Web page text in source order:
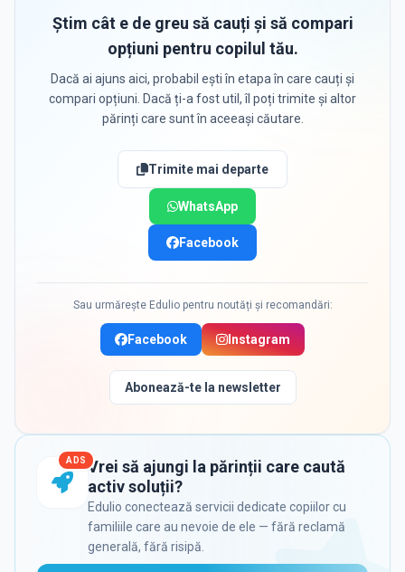
Știm cât e de greu să cauți și să compari
opțiuni pentru copilul tău.
Dacă ai ajuns aici, probabil ești în etapa în care cauți și
compari opțiuni. Dacă ți-a fost util, îl poți trimite și altor
părinți care sunt în aceeași căutare.
Trimite mai departe
WhatsApp
Facebook
Sau urmărește Edulio pentru noutăți și recomandări:
Facebook Instagram
Abonează-te la newsletter
ADS Vrei să ajungi la părinții care caută
activ soluții?
Edulio conectează servicii dedicate copiilor cu
familiile care au nevoie de ele — fără reclamă
generală, fără risipă.